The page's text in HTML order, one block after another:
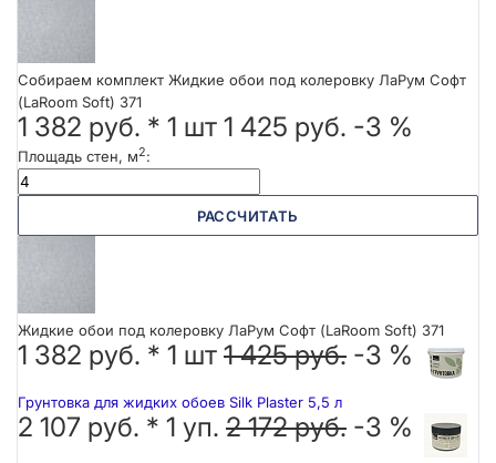
Собираем комплект Жидкие обои под колеровку ЛаРум Софт
(LaRoom Soft) 371
1 382 руб. * 1 шт 1 425 руб. -3 %
Площадь стен, м2:
РАССЧИТАТЬ
Жидкие обои под колеровку ЛаРум Софт (LaRoom Soft) 371
1 382 руб. * 1 шт 1 425 руб. -3 %
Грунтовка для жидких обоев Silk Plaster 5,5 л
2 107 руб. * 1 уп. 2 172 руб. -3 %